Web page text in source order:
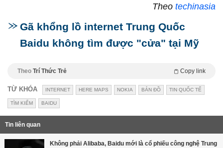
Theo techinasia
Gã khổng lồ internet Trung Quốc
Baidu không tìm được "cửa" tại Mỹ
Theo Trí Thức Trẻ Copy link
TỪ KHÓA INTERNET HERE MAPS NOKIA BẢN ĐỒ TIN QUỐC TẾ
TÌM KIẾM BAIDU
Tin liên quan
Không phải Alibaba, Baidu mới là cổ phiếu công nghệ Trung